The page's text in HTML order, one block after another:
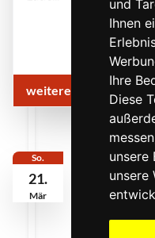
und
Ihnen
Ihre
Diese
unsere
unsere
weitere Infos &
So.
21.
Mär